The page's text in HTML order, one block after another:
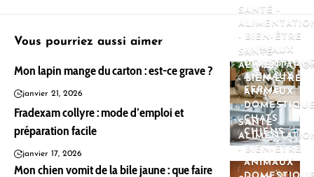
Vous pourriez aussi aimer
SANTÉ -
- BIEN-ÊTRE
ANIMAUX
ANIMAUX
FERME
Mon lapin mange du carton : est-ce grave ?
janvier 21, 2026
SANTÉ -
- BIEN-ÊTRE
ANIMAUX
CHATS
CHIENS
Fradexam collyre : mode d’emploi et
préparation facile
janvier 17, 2026
SANTÉ -
- BIEN-ÊTRE
ANIMAUX
Mon chien vomit de la bile jaune : que faire